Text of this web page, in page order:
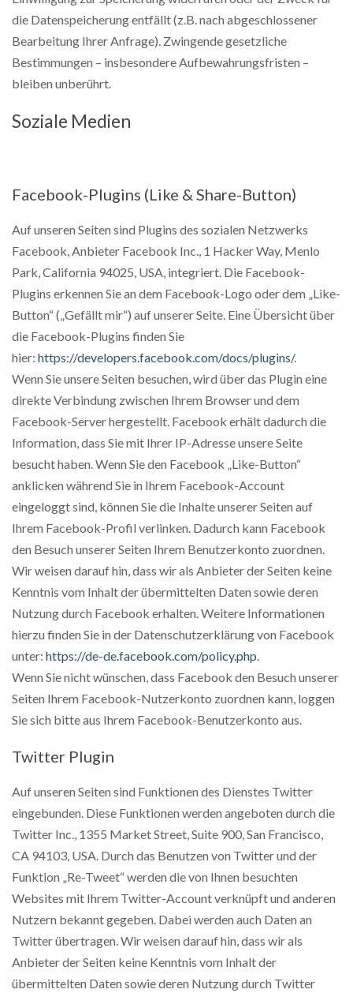
die Datenspeicherung entfällt (z.B. nach abgeschlossener
Bearbeitung Ihrer Anfrage). Zwingende gesetzliche
Bestimmungen – insbesondere Aufbewahrungsfristen –
bleiben unberührt.
Soziale Medien
Facebook-Plugins (Like & Share-Button)
Auf unseren Seiten sind Plugins des sozialen Netzwerks
Facebook, Anbieter Facebook Inc., 1 Hacker Way, Menlo
Park, California 94025, USA, integriert. Die Facebook-
Plugins erkennen Sie an dem Facebook-Logo oder dem „Like-
Button“ („Gefällt mir“) auf unserer Seite. Eine Übersicht über
die Facebook-Plugins finden Sie
hier: https://developers.facebook.com/docs/plugins/.
Wenn Sie unsere Seiten besuchen, wird über das Plugin eine
direkte Verbindung zwischen Ihrem Browser und dem
Facebook-Server hergestellt. Facebook erhält dadurch die
Information, dass Sie mit Ihrer IP-Adresse unsere Seite
besucht haben. Wenn Sie den Facebook „Like-Button“
anklicken während Sie in Ihrem Facebook-Account
eingeloggt sind, können Sie die Inhalte unserer Seiten auf
Ihrem Facebook-Profil verlinken. Dadurch kann Facebook
den Besuch unserer Seiten Ihrem Benutzerkonto zuordnen.
Wir weisen darauf hin, dass wir als Anbieter der Seiten keine
Kenntnis vom Inhalt der übermittelten Daten sowie deren
Nutzung durch Facebook erhalten. Weitere Informationen
hierzu finden Sie in der Datenschutzerklärung von Facebook
unter: https://de-de.facebook.com/policy.php
Wenn Sie nicht wünschen, dass Facebook den Besuch unserer
Seiten Ihrem Facebook-Nutzerkonto zuordnen kann, loggen
Sie sich bitte aus Ihrem Facebook-Benutzerkonto aus.
Twitter Plugin
Auf unseren Seiten sind Funktionen des Dienstes Twitter
eingebunden. Diese Funktionen werden angeboten durch die
Twitter Inc., 1355 Market Street, Suite 900, San Francisco,
CA 94103, USA. Durch das Benutzen von Twitter und der
Funktion „Re-Tweet“ werden die von Ihnen besuchten
Websites mit Ihrem Twitter-Account verknüpft und anderen
Nutzern bekannt gegeben. Dabei werden auch Daten an
Twitter übertragen. Wir weisen darauf hin, dass wir als
Anbieter der Seiten keine Kenntnis vom Inhalt der
übermittelten Daten sowie deren Nutzung durch Twitter